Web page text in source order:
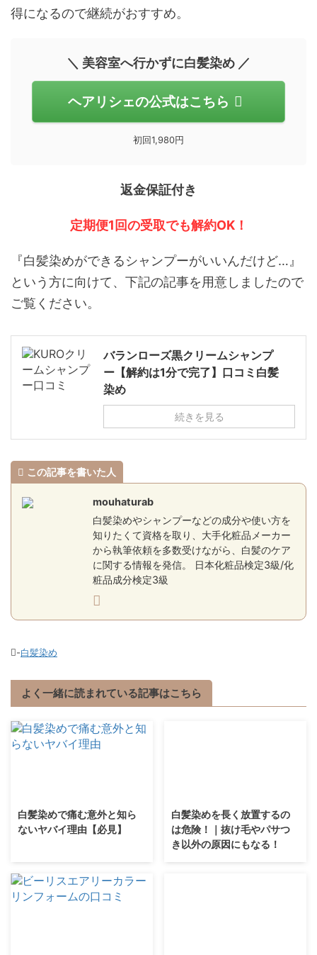
得になるので継続がおすすめ。
＼ 美容室へ行かずに白髪染め ／
ヘアリシェの公式はこちら
初回1,980円
返金保証付き
定期便1回の受取でも解約OK！
『白髪染めができるシャンプーがいいんだけど…』
という方に向けて、下記の記事を用意しましたので
ご覧ください。
バランローズ黒クリームシャンプ
ー【解約は1分で完了】口コミ白髪
染め
続きを見る
この記事を書いた人
mouhaturab
白髪染めやシャンプーなどの成分や使い方を
知りたくて資格を取り、大手化粧品メーカー
から執筆依頼を多数受けながら、白髪のケア
に関する情報を発信。 日本化粧品検定3級/化
粧品成分検定3級
-白髪染め
よく一緒に読まれている記事はこちら
白髪染めで痛む意外と知ら
ないヤバイ理由【必見】
白髪染めを長く放置するの
は危険！｜抜け毛やパサつ
き以外の原因にもなる！